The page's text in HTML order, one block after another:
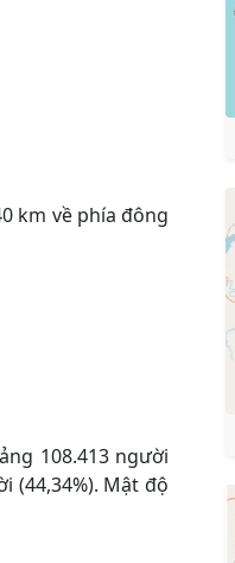
km về phía đông
108.413 người
(44,34%). Mật độ